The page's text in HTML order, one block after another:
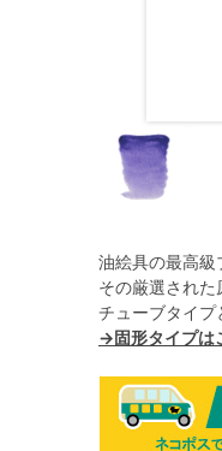
油絵具の最高級
その厳選された
チューブタイプ
→固形タイプは